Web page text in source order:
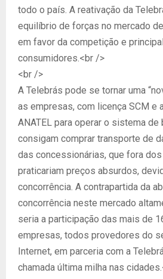
todo o país. A reativação da
equilíbrio de forças no mercado
em favor da competição e
consumidores.<br />
<br />
A Telebrás pode se tornar uma
as empresas, com licença SCM e
ANATEL para operar o sistema de
consigam comprar transporte de
das concessionárias, que fora
praticariam preços absurdos,
concorrência. A contrapartida da
concorrência neste mercado
seria a participação das mais de
empresas, todos provedores do
Internet, em parceria com a
chamada última milha nas